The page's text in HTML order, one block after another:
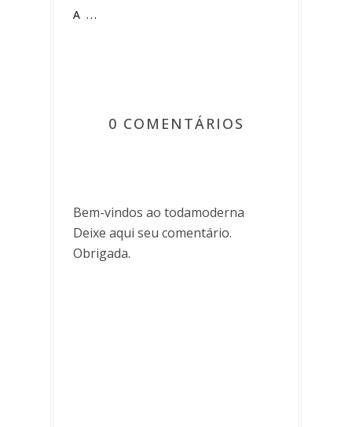
A ...
0 COMENTÁRIOS
Bem-vindos ao todamoderna
Deixe aqui seu comentário.
Obrigada.